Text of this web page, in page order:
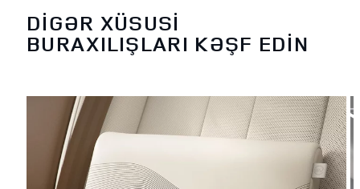
DİGƏR XÜSUSİ
BURAXILIŞLARI KƏŞF EDİN